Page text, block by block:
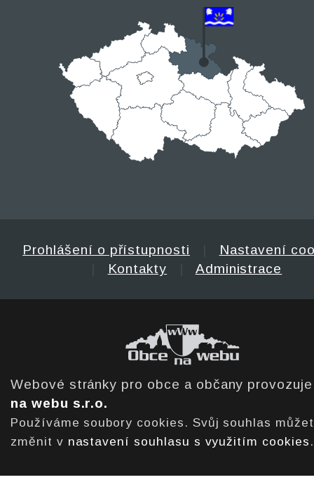
Prohlášení o přístupnosti
Nastavení
Kontakty Administrace
Webové stránky pro obce a občany
na webu s.r.o.
Používáme soubory cookies. Svůj souhlas
změnit v nastavení souhlasu s využitím cookies .